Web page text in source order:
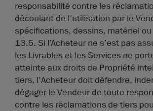
responsabilité contre les
découlant de l'utilisation par le
spécifications, dessins, matériel
13.5. Si l’Acheteur ne s’est pas
les Livrables et les Services ne
atteinte aux droits de Propriété
tiers, l'Acheteur doit défendre,
dégager le Vendeur de toute
contre les réclamations de tiers